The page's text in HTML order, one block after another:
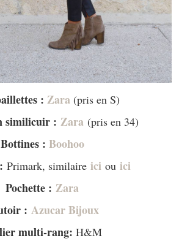
: Zara (pris en S)
similicuir : Zara (pris en 34)
Bottines : Boohoo
Primark, similaire ici ou ici
Pochette : Zara
: Azucar Bijoux
multi-rang: H&M